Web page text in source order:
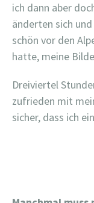
ich dann aber
änderten sich
schön vor den
hatte, meine
Dreiviertel
zufrieden mit
sicher, dass ich